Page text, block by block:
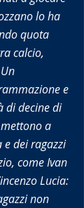
lo ha
quota
calcio,
e
di decine di
a
e dei ragazzi
come Ivan
Lucia:
non